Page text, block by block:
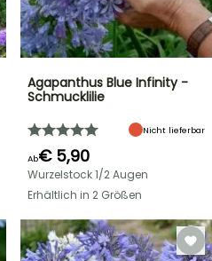
Agapanthus Blue Infinity -
Schmucklilie
Nicht lieferbar
Ab€ 5,90
Wurzelstock 1/2 Augen
Erhältlich in 2 Größen